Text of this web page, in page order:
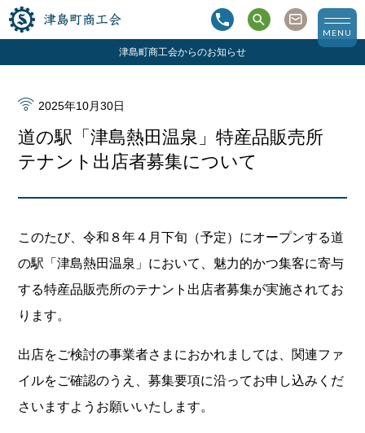
津島町商工会
MENU
津島町商工会からのお知らせ
2025年10月30日
道の駅「津島熱田温泉」特産品販売所
テナント出店者募集について
このたび、令和８年４月下旬（予定）にオープンする道
の駅「津島熱田温泉」において、魅力的かつ集客に寄与
する特産品販売所のテナント出店者募集が実施されてお
ります。
出店をご検討の事業者さまにおかれましては、関連ファ
イルをご確認のうえ、募集要項に沿ってお申し込みくだ
さいますようお願いいたします。